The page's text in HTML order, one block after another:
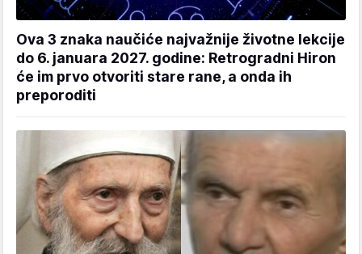
Ova 3 znaka naučiće najvažnije životne lekcije
do 6. januara 2027. godine: Retrogradni Hiron
će im prvo otvoriti stare rane, a onda ih
preporoditi